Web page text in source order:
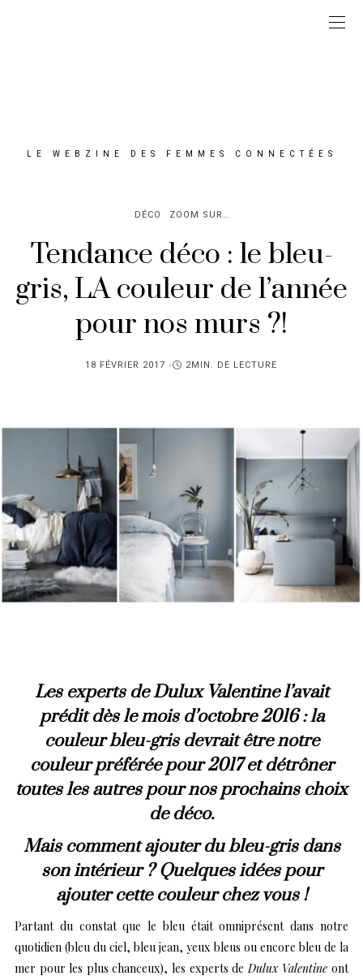
LE WEBZINE DES FEMMES CONNECTÉES
DÉCO ZOOM SUR…
Tendance déco : le bleu-
gris, LA couleur de l’année
pour nos murs ?!
PUBLIÉ
18 FÉVRIER 2017 2MIN. DE LECTURE
Les experts de Dulux Valentine l’avait
prédit dès le mois d’octobre 2016 : la
couleur bleu-gris devrait être notre
couleur préférée pour 2017 et détrôner
toutes les autres pour nos prochains choix
de déco.
Mais comment ajouter du bleu-gris dans
son intérieur ? Quelques idées pour
ajoutercette couleur chez vous !
Partant du constat que le bleu était omniprésent dans notre
quotidien (bleu du ciel, bleu jean, yeux bleus ou encore bleu de la
mer pour les plus chanceux), les experts deDulux Valentine ont